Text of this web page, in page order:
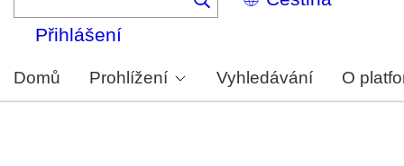
your
Přihlášení
Domů Prohlížení Vyhledávání O